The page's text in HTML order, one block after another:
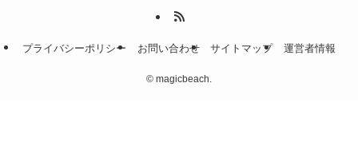
プライバシーポリシー お問い合わせ サイトマップ 運営者情報
© magicbeach.